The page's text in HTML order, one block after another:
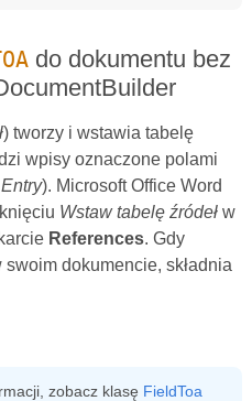
do dokumentu bez
) tworzy i wstawia tabelę
wpisy oznaczone polami
). Microsoft Office Word
Wstaw tabelę źródełw
References. Gdy
swoim dokumencie, składnia
zobacz klasę FieldToa